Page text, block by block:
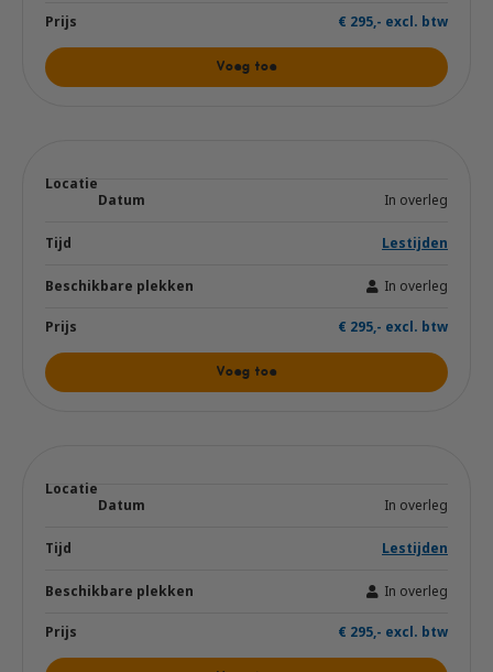
€ 295,- excl. btw
Voeg toe
In overleg
Lestijden
In overleg
€ 295,- excl. btw
Voeg toe
In overleg
Lestijden
In overleg
€ 295,- excl. btw